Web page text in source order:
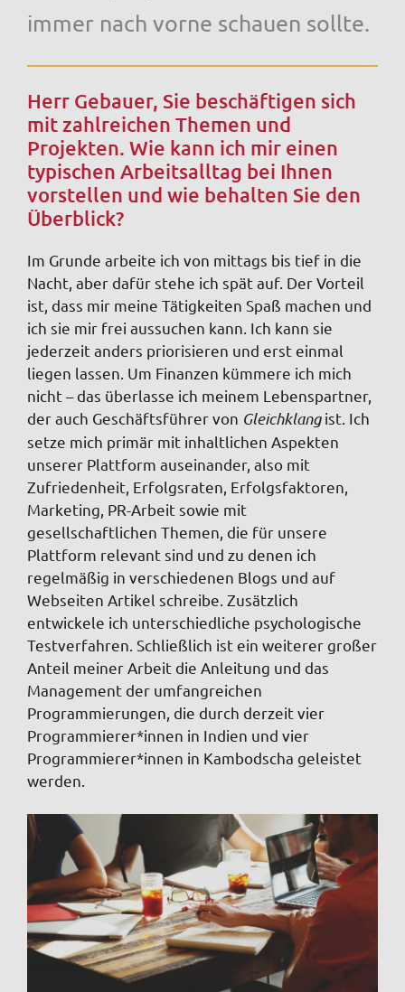
immer nach vorne schauen sollte.
Herr Gebauer, Sie beschäftigen sich
mit zahlreichen Themen und
Projekten. Wie kann ich mir einen
typischen Arbeitsalltag bei Ihnen
vorstellen und wie behalten Sie den
Überblick?
Im Grunde arbeite ich von mittags bis tief in die
Nacht, aber dafür stehe ich spät auf. Der Vorteil
ist, dass mir meine Tätigkeiten Spaß machen und
ich sie mir frei aussuchen kann. Ich kann sie
jederzeit anders priorisieren und erst einmal
liegen lassen. Um Finanzen kümmere ich mich
nicht – das überlasse ich meinem Lebenspartner,
der auch Geschäftsführer von Gleichklangist. Ich
setze mich primär mit inhaltlichen Aspekten
unserer Plattform auseinander, also mit
Zufriedenheit, Erfolgsraten, Erfolgsfaktoren,
Marketing, PR-Arbeit sowie mit
gesellschaftlichen Themen, die für unsere
Plattform relevant sind und zu denen ich
regelmäßig in verschiedenen Blogs und auf
Webseiten Artikel schreibe. Zusätzlich
entwickele ich unterschiedliche psychologische
Testverfahren. Schließlich ist ein weiterer großer
Anteil meiner Arbeit die Anleitung und das
Management der umfangreichen
Programmierungen, die durch derzeit vier
Programmierer*innen in Indien und vier
Programmierer*innen in Kambodscha geleistet
werden.